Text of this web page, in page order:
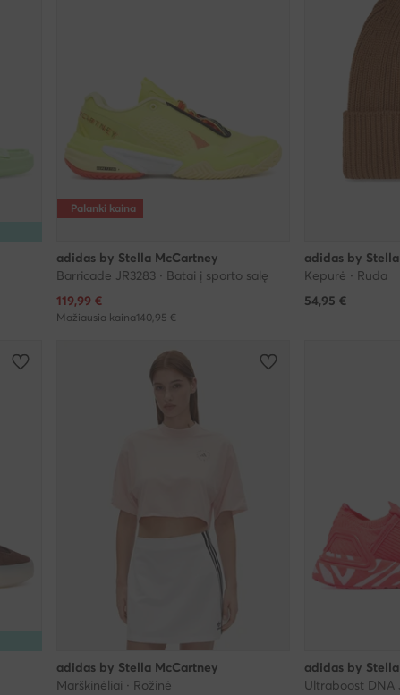
Palanki kaina
adidas by Stella McCartney
Barricade JR3283 · Batai į sporto salę
Dabartinė kaina
119,99 €
Mažiausia kaina140,95 €
adidas by
Kepurė · Ruda
54,95 €
adidas by Stella McCartney
Marškinėliai · Rožinė
adidas by
Ultraboost DNA